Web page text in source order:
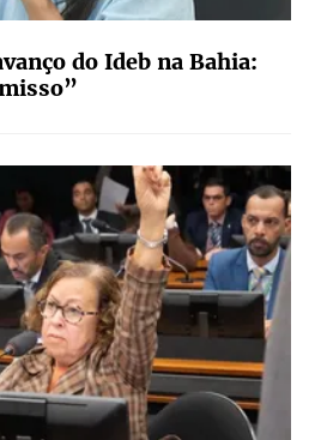
do Ideb na Bahia: